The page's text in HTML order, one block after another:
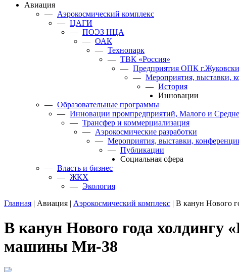
Авиация
— Аэрокосмический комплекс
— ЦАГИ
— ПОЭЗ НЦА
— ОАК
— Технопарк
— ТВК «Россия»
— Предприятия ОПК
— Мероприятия, выставки,
— История
Инновации
— Образовательные программы
— Инновации промпредприятий, Малого и
— Трансфер и коммерциализация
— Аэрокосмические разработки
— Мероприятия, выставки,
— Публикации
Cоциальная сфера
— Власть и бизнес
— ЖКХ
— Экология
Главная | Авиация | Аэрокосмический комплекс | В канун Нового
В канун Нового года холдингу
машины Ми-38